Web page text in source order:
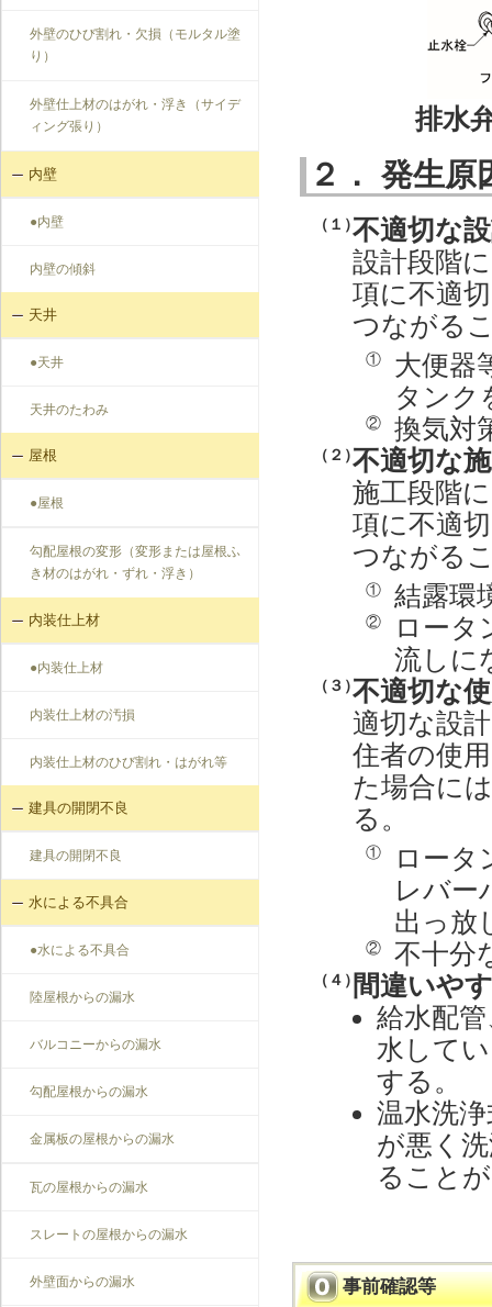
外壁のひび割れ・欠損（モルタル塗
り）
外壁仕上材のはがれ・浮き（サイデ
ィング張り）
内壁
●内壁
内壁の傾斜
天井
●天井
天井のたわみ
屋根
●屋根
勾配屋根の変形（変形または屋根ふ
き材のはがれ・ずれ・浮き）
内装仕上材
●内装仕上材
内装仕上材の汚損
内装仕上材のひび割れ・はがれ等
建具の開閉不良
建具の開閉不良
水による不具合
●水による不具合
陸屋根からの漏水
バルコニーからの漏水
勾配屋根からの漏水
金属板の屋根からの漏水
瓦の屋根からの漏水
スレートの屋根からの漏水
外壁面からの漏水
排水
２． 発生原
（１）不適切な
設計段階
項に不適
つながる
①
大便器
タンク
② 換気対
（２）不適切な
施工段階
項に不適
つながる
① 結露環
②
ロータ
流しに
（３）不適切な
適切な設
住者の使
た場合に
る。
①
ロータ
レバー
出っ放
② 不十分
（４）間違いや
給水配
水して
する。
温水洗
が悪く
ること
事前確認等